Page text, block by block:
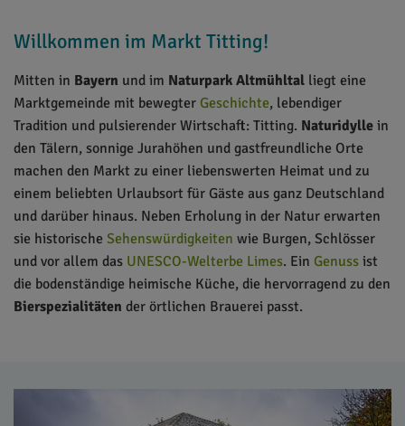
Willkommen im Markt Titting!
Mitten in Bayern und im Naturpark Altmühltal liegt eine
Marktgemeinde mit bewegter Geschichte, lebendiger
Tradition und pulsierender Wirtschaft: Titting. Naturidylle in
den Tälern, sonnige Jurahöhen und gastfreundliche Orte
machen den Markt zu einer liebenswerten Heimat und zu
einem beliebten Urlaubsort für Gäste aus ganz Deutschland
und darüber hinaus. Neben Erholung in der Natur erwarten
sie historische Sehenswürdigkeiten wie Burgen, Schlösser
und vor allem das UNESCO-Welterbe Limes. Ein Genuss ist
die bodenständige heimische Küche, die hervorragend zu den
Bierspezialitäten der örtlichen Brauerei passt.